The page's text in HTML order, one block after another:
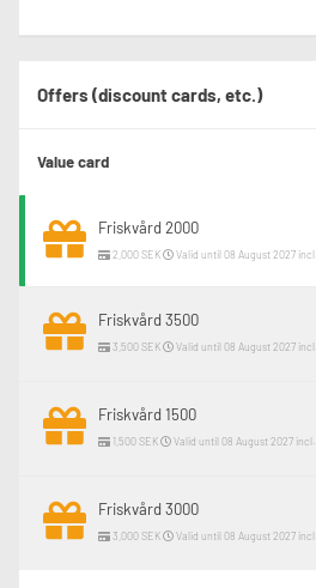
Offers (discount cards, etc.)
Value card
Friskvård 2000
2,000 SEK Valid until 08 August 2027 incl.
Friskvård 3500
3,500 SEK Valid until 08 August 2027 incl.
Friskvård 1500
1,500 SEK Valid until 08 August 2027 incl.
Friskvård 3000
3,000 SEK Valid until 08 August 2027 incl.